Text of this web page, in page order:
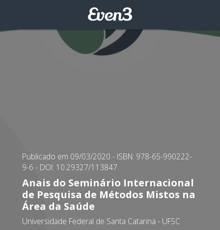
Publicado em 09/03/2020 - ISBN: 978-65-990222-
9-6 - DOI: 10.29327/113847
Anais do Seminário Internacional
de Pesquisa de Métodos Mistos na
Área da Saúde
Universidade Federal de Santa Catarina - UFSC